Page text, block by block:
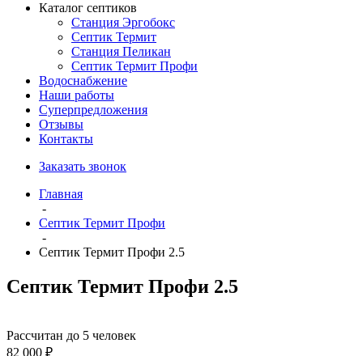
Каталог септиков
Станция Эргобокс
Септик Термит
Станция Пеликан
Септик Термит Профи
Водоснабжение
Наши работы
Суперпредложения
Отзывы
Контакты
Заказать звонок
Главная
-
Септик Термит Профи
-
Септик Термит Профи 2.5
Септик Термит Профи 2.5
Рассчитан до 5 человек
82 000 ₽